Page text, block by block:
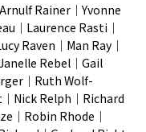
Rainer｜Yvonne
｜Laurence Rasti｜
Raven｜Man Ray｜
Rebel｜Gail
｜Ruth Wolf-
Nick Relph｜Richard
｜Robin Rhode｜